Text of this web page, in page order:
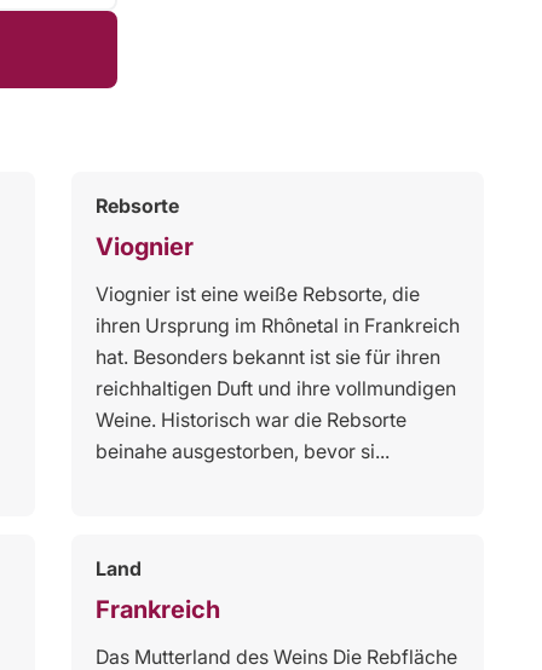
Rebsorte
Viognier
Viognier ist eine weiße Rebsorte, die
ihren Ursprung im Rhônetal in Frankreich
hat. Besonders bekannt ist sie für ihren
reichhaltigen Duft und ihre vollmundigen
Weine. Historisch war die Rebsorte
beinahe ausgestorben, bevor si...
Land
Frankreich
Das Mutterland des Weins Die Rebfläche